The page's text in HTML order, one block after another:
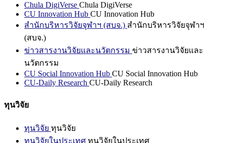
Chula DigiVerse Chula DigiVerse
CU Innovation Hub CU Innovation Hub
สำนักบริหารวิจัยจุฬาฯ (สบจ.) สำนักบริหารวิจัยจุฬาฯ
(สบจ.)
ข่าวสารงานวิจัยและนวัตกรรม ข่าวสารงานวิจัยและ
นวัตกรรม
CU Social Innovation Hub CU Social Innovation Hub
CU-Daily Research CU-Daily Research
ทุนวิจัย
ทุนวิจัย ทุนวิจัย
ทุนวิจัยในประเทศ ทุนวิจัยในประเทศ